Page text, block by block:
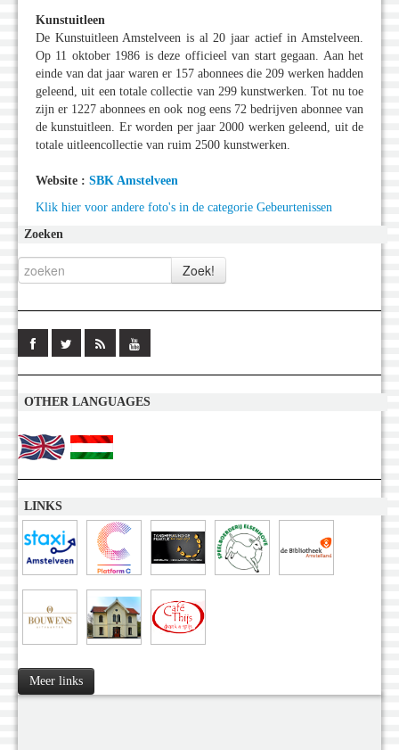
Kunstuitleen
De Kunstuitleen Amstelveen is al 20 jaar actief in Amstelveen.
Op 11 oktober 1986 is deze officieel van start gegaan. Aan het
einde van dat jaar waren er 157 abonnees die 209 werken hadden
geleend, uit een totale collectie van 299 kunstwerken. Tot nu toe
zijn er 1227 abonnees en ook nog eens 72 bedrijven abonnee van
de kunstuitleen. Er worden per jaar 2000 werken geleend, uit de
totale uitleencollectie van ruim 2500 kunstwerken.
Website : SBK Amstelveen
Klik hier voor andere foto's in de categorie Gebeurtenissen
Zoeken
OTHER LANGUAGES
LINKS
Meer links